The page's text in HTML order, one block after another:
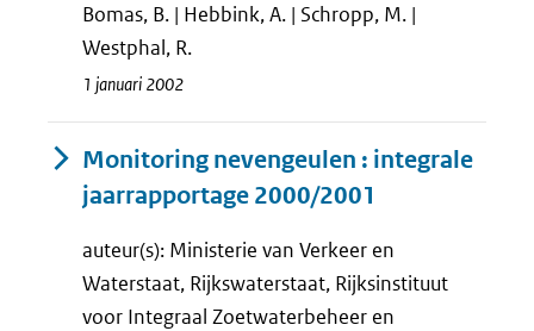
Bomas, B. | Hebbink, A. | Schropp, M. |
Westphal, R.
1 januari 2002
Monitoring nevengeulen : integrale
jaarrapportage 2000/2001
auteur(s): Ministerie van Verkeer en
Waterstaat, Rijkswaterstaat, Rijksinstituut
voor Integraal Zoetwaterbeheer en